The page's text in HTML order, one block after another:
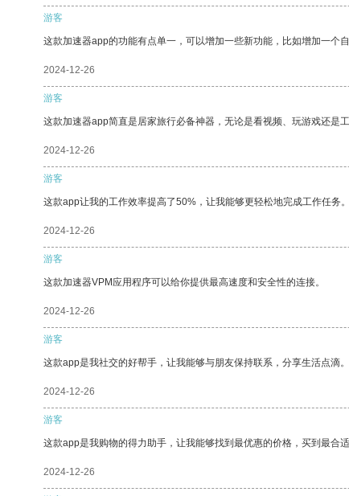
游客
这款加速器app的功能有点单一，可以增加一些新功能，比如增加一个自
2024-12-26
游客
这款加速器app简直是居家旅行必备神器，无论是看视频、玩游戏还是
2024-12-26
游客
这款app让我的工作效率提高了50%，让我能够更轻松地完成工作任务
2024-12-26
游客
这款加速器VPM应用程序可以给你提供最高速度和安全性的连接。
2024-12-26
游客
这款app是我社交的好帮手，让我能够与朋友保持联系，分享生活点滴。
2024-12-26
游客
这款app是我购物的得力助手，让我能够找到最优惠的价格，买到最合适
2024-12-26